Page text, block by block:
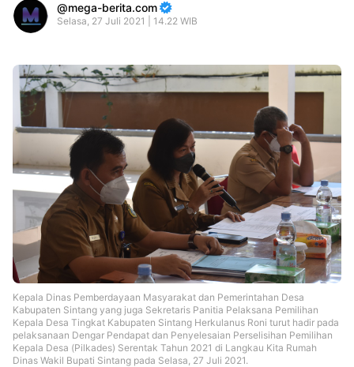
mega-berita.com
Selasa, 27 Juli 2021 | 14.22 WIB
Kepala Dinas Pemberdayaan Masyarakat dan Pemerintahan Desa
Kabupaten Sintang yang juga Sekretaris Panitia Pelaksana Pemilihan
Kepala Desa Tingkat Kabupaten Sintang Herkulanus Roni turut hadir pada
pelaksanaan Dengar Pendapat dan Penyelesaian Perselisihan Pemilihan
Kepala Desa (Pilkades) Serentak Tahun 2021 di Langkau Kita Rumah
Dinas Wakil Bupati Sintang pada Selasa, 27 Juli 2021.